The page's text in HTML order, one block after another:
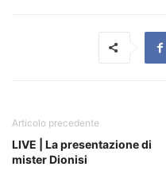
Articolo precedente
LIVE | La presentazione di
mister Dionisi